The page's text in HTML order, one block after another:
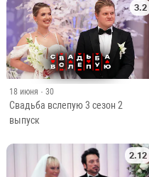
3.2
18 июня · 30
Свадьба вслепую 3 сезон 2
выпуск
2.12